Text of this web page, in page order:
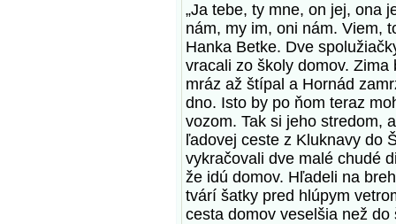
„Ja tebe, ty mne, on jej, ona
nám, my im, oni nám. Viem,
Hanka Betke. Dve
vracali zo školy domov. Zima
mráz až štípal a Hornád
dno. Isto by po ňom teraz
vozom. Tak si jeho stredom,
ľadovej ceste z Kluknavy do
vykračovali dve malé chudé
že idú domov. Hľadeli na
tvárí šatky pred hlúpym
cesta domov veselšia než